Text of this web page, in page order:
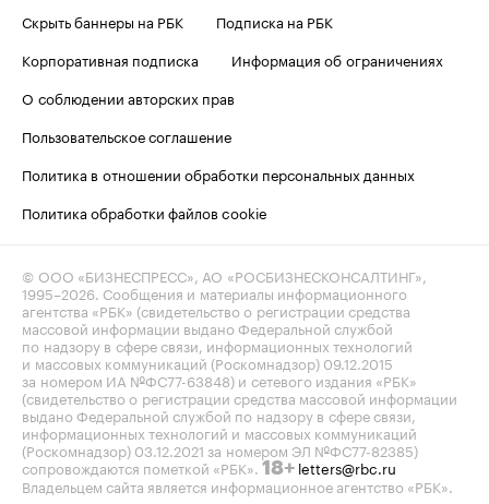
Скрыть баннеры на РБК
Подписка на РБК
Корпоративная подписка
Информация об ограничениях
О соблюдении авторских прав
Пользовательское соглашение
Политика в отношении обработки персональных данных
Политика обработки файлов cookie
© ООО «БИЗНЕСПРЕСС», АО «РОСБИЗНЕСКОНСАЛТИНГ»,
1995–2026. Сообщения и материалы информационного
агентства «РБК» (свидетельство о регистрации средства
массовой информации выдано Федеральной службой
по надзору в сфере связи, информационных технологий
и массовых коммуникаций (Роскомнадзор) 09.12.2015
за номером ИА №ФС77-63848) и сетевого издания «РБК»
(свидетельство о регистрации средства массовой информации
выдано Федеральной службой по надзору в сфере связи,
информационных технологий и массовых коммуникаций
(Роскомнадзор) 03.12.2021 за номером ЭЛ №ФС77-82385)
сопровождаются пометкой «РБК». 18+ letters@rbc.ru
Владельцем сайта является информационное агентство «РБК».